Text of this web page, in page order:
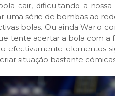
cair, dificultando a nossa
uma série de bombas ao
bolas. Ou ainda Wario
tente acertar a bola com a
efectivamente elementos
situação bastante